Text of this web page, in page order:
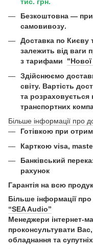
Безкоштовна —
самовивозу.
Доставка по Києву
залежить від ваги
з тарифами
Здійснюємо
світу. Вартість
та розраховується
транспортних
Більше інформації про
Готівкою при
Карткою visa,
Банківський
рахунок
Гарантія на всю
Більше інформації про
“SEA Audio”
Менеджери інтернет-
проконсультувати
обладнання та